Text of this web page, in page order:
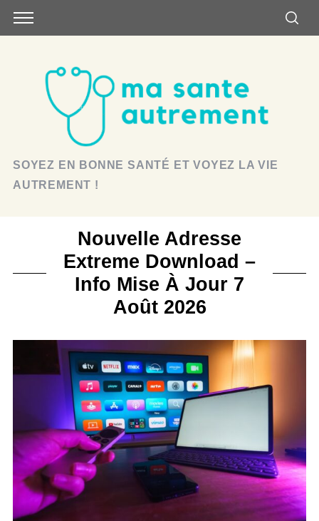
SOYEZ EN BONNE SANTÉ ET VOYEZ LA VIE
AUTREMENT !
Nouvelle Adresse
Extreme Download –
Info Mise À Jour 7
Août 2026